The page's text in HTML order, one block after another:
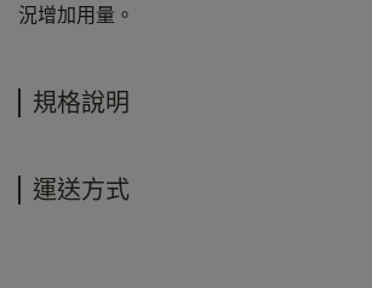
況增加用量。
規格說明
運送方式